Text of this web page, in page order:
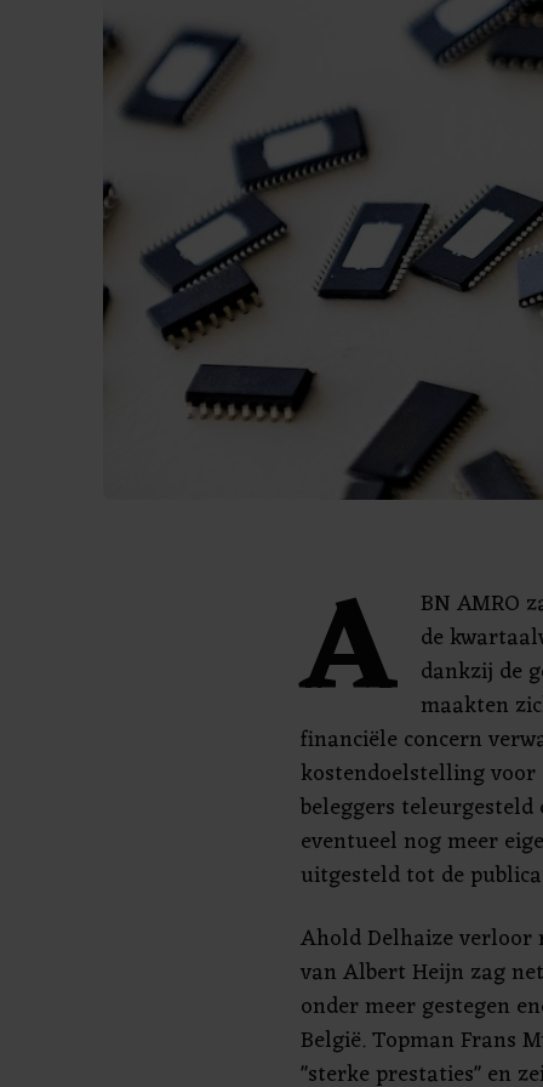
A
BN AMRO
de
dankzij de
maakten
financiële concern
kostendoelstelling
beleggers
eventueel nog meer
uitgesteld tot de
Ahold Delhaize verloor
van Albert Heijn zag
onder meer gestegen
België. Topman Frans
"sterke prestaties" en